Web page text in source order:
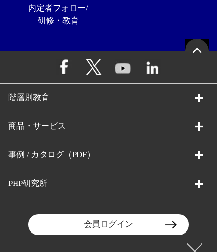
内定者フォロー/
研修・教育
階層別教育
商品・サービス
事例 / カタログ（PDF）
PHP研究所
会員ログイン